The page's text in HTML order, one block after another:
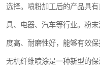
选择。喷粉加工后的产品具
具、电器、汽车等行业。粉
度高、耐磨性好，能够有效保
无机纤维喷涂是一种新型的